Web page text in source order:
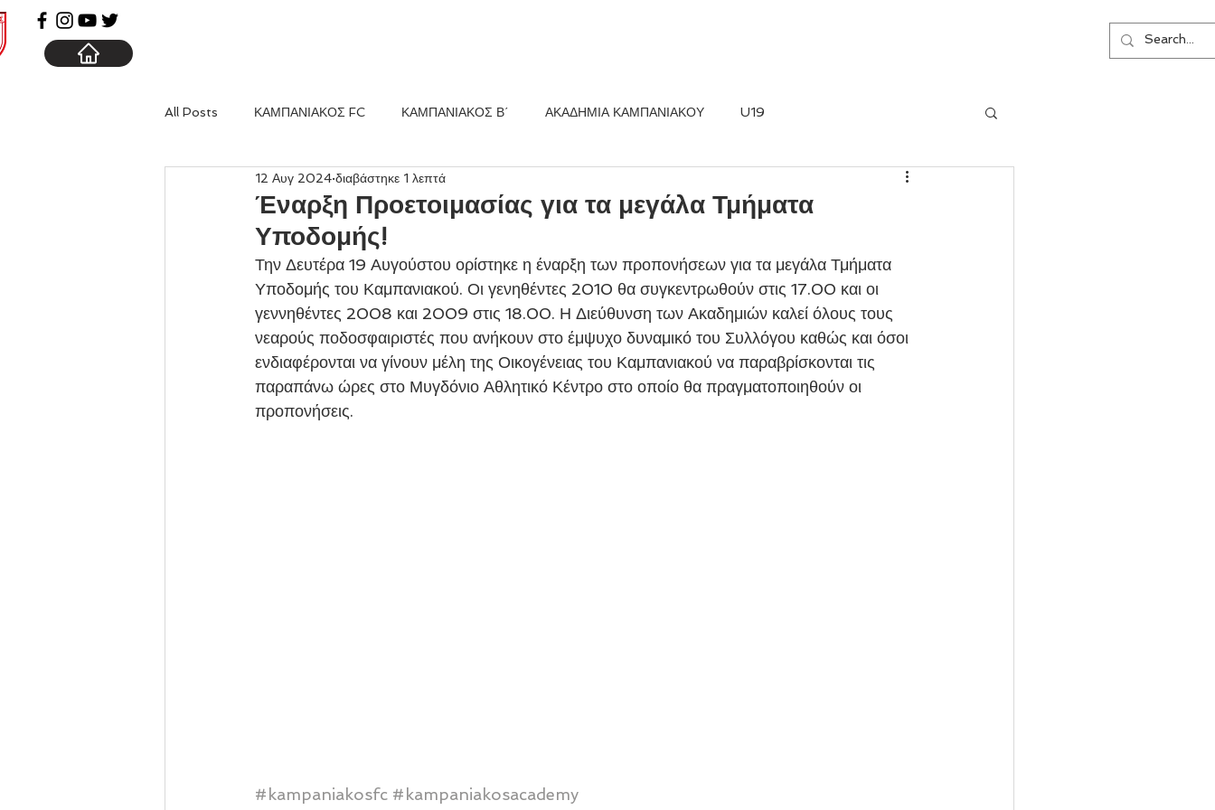
All Posts ΚΑΜΠΑΝΙΑΚΟΣ FC ΚΑΜΠΑΝΙΑΚΟΣ Β΄ ΑΚΑΔΗΜΙΑ ΚΑΜΠΑΝΙΑΚΟΥ U19
Έναρξη Προετοιμασίας για τα μεγάλα Τμήματα
Υποδομής!
12 Αυγ 2024 διαβάστηκε 1 λεπτά
Την Δευτέρα 19 Αυγούστου ορίστηκε η έναρξη των προπονήσεων για τα μεγάλα Τμήματα
Υποδομής του Καμπανιακού. Οι γενηθέντες 2010 θα συγκεντρωθούν στις 17.00 και οι
γεννηθέντες 2008 και 2009 στις 18.00. Η Διεύθυνση των Ακαδημιών καλεί όλους τους
νεαρούς ποδοσφαιριστές που ανήκουν στο έμψυχο δυναμικό του Συλλόγου καθώς και όσοι
ενδιαφέρονται να γίνουν μέλη της Οικογένειας του Καμπανιακού να παραβρίσκονται τις
παραπάνω ώρες στο Μυγδόνιο Αθλητικό Κέντρο στο οποίο θα πραγματοποιηθούν οι
προπονήσεις.
#kampaniakosfc #kampaniakosacademy